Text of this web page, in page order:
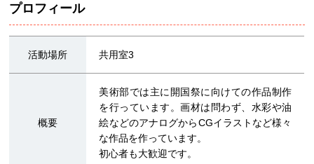
プロフィール
活動場所 共用室3
概要
美術部では主に開国祭に向けての作品制作
を行っています。画材は問わず、水彩や油
絵などのアナログからCGイラストなど様々
な作品を作っています。
初心者も大歓迎です。